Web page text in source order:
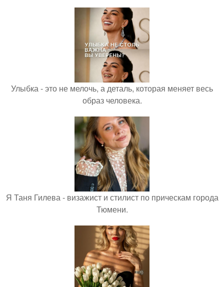
Улыбка - это не мелочь, а деталь, которая меняет весь
образ человека.
Я Таня Гилева - визажист и стилист по прическам города
Тюмени.